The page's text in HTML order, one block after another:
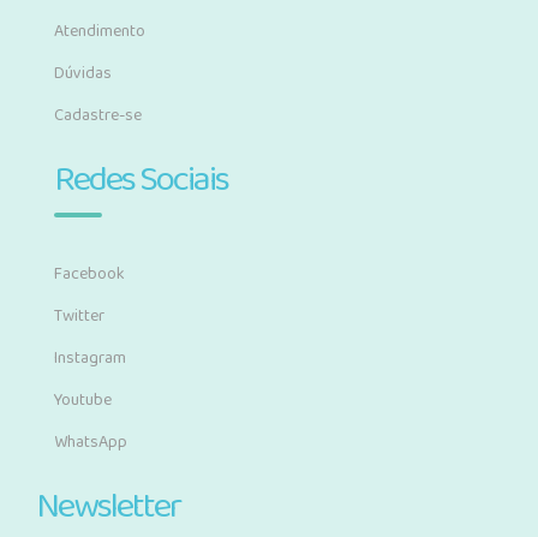
Atendimento
Dúvidas
Cadastre-se
Redes Sociais
Facebook
Twitter
Instagram
Youtube
WhatsApp
Newsletter